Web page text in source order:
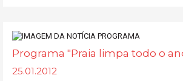
Programa "Praia limpa todo o
25.01.2012